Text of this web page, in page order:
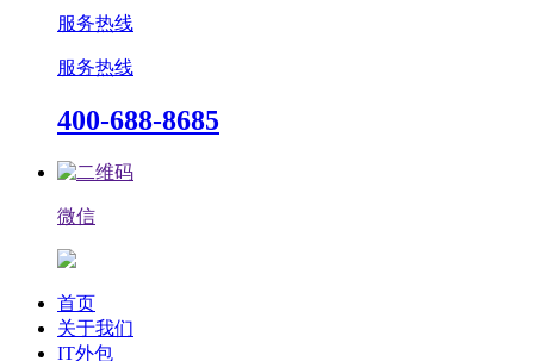
服务热线
服务热线
400-688-8685
微信
首页
关于我们
IT外包